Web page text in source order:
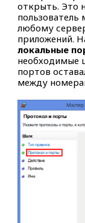
открыть. Это
пользователь
любому
приложений.
локальные
необходимые
портов
между